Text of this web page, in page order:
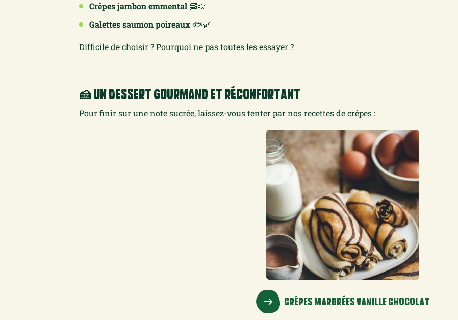
Crêpes jambon emmental 🥓🧀
Galettes saumon poireaux 🐟🌿
Difficile de choisir ? Pourquoi ne pas toutes les essayer ?
🍰 Un Dessert Gourmand et Réconfortant
Pour finir sur une note sucrée, laissez-vous tenter par nos recettes de crêpes :
CRÊPES MARBRÉES VANILLE CHOCOLAT